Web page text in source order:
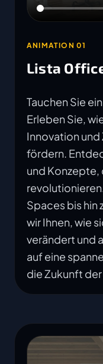
ANIMATION 01
Lista
Tauchen Sie
Erleben Sie,
Innovation und
fördern.
und Konzepte,
Spaces bis hin
wir Ihnen, wie
verändert und
auf eine
die Zukunft